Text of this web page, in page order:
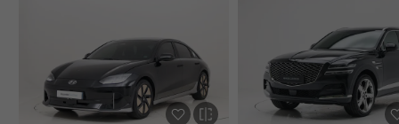
있을 것 같습니다. 중고차 구매가
처음이거나 차량 상태 확인이 어려운
분들에게는 현대인증중고차를 충분히
고려해볼 만하다고 생각합니다.